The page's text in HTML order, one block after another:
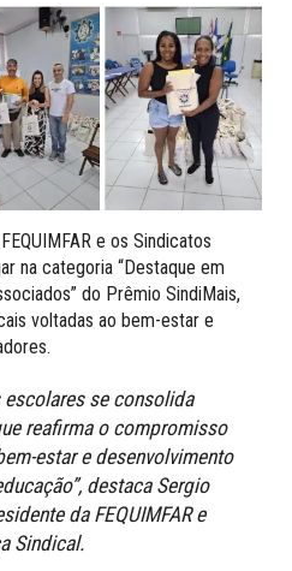
e os Sindicatos
na categoria “Destaque em
do Prêmio SindiMais,
voltadas ao bem-estar e
escolares se consolida
reafirma o compromisso
estar e desenvolvimento
destaca Sergio
da FEQUIMFAR e
Sindical.